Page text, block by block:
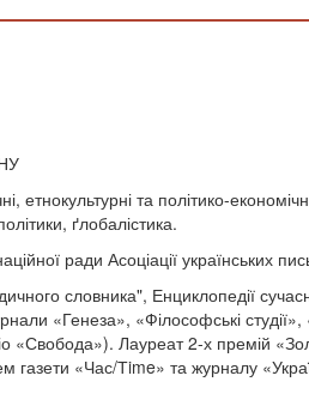
етнокультурні та політико-
ґлобалістика.
ради Асоціації українських
словника", Енциклопедії
«Генеза», «Філософські
«Свобода»). Лауреат 2-х премій
газети «Час/Тime» та журналу